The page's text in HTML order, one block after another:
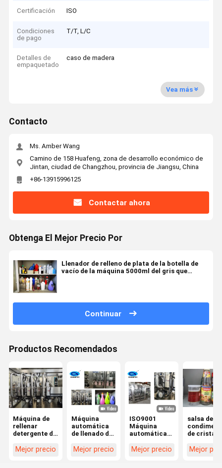
Certificación ISO
Condiciones
de pago
T/T, L/C
Detalles de
empaquetado
caso de madera
Vea más
Contacto
Ms. Amber Wang
Camino de 158 Huafeng, zona de desarrollo económico de
Jintan, ciudad de Changzhou, provincia de Jiangsu, China
+86-13915996125
Contactar ahora
Obtenga El Mejor Precio Por
Llenador de relleno de plata de la botella de
vacío de la máquina 5000ml del gris que
Continuar
Productos Recomendados
Máquina de
rellenar
detergente de
líquida
Mejor precio
Máquina
automática
de llenado de
por servo
Mejor precio
ISO9001
Máquina
automática
servo móvil
Mejor precio
salsa de
de cristal
Mejor